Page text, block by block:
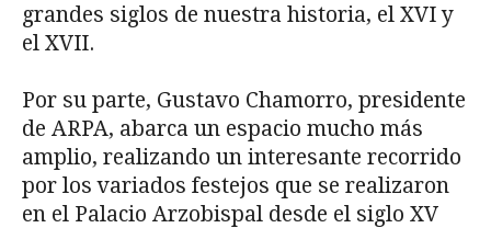
grandes siglos de nuestra historia, el XVI y
el XVII.
Por su parte, Gustavo Chamorro, presidente
de ARPA, abarca un espacio mucho más
amplio, realizando un interesante recorrido
por los variados festejos que se realizaron
en el Palacio Arzobispal desde el siglo XV